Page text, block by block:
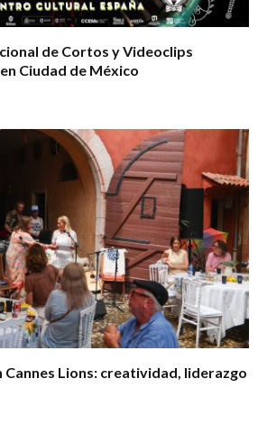
de Cortos y Videoclips
Ciudad de México
Lions: creatividad, liderazgo